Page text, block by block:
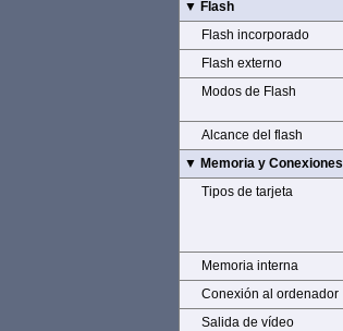
▼ Flash
Flash incorporado
Flash externo
Modos de Flash
Alcance del flash
▼ Memoria y Conexiones
Tipos de tarjeta
Memoria interna
Conexión al ordenador
Salida de vídeo
▼ Flash
Flash incorporado
Flash externo
Modos de Flash
Alcance del flash
▼ Memoria y Conexiones
Tipos de tarjeta
Memoria interna
Conexión al ordenador
Salida de vídeo